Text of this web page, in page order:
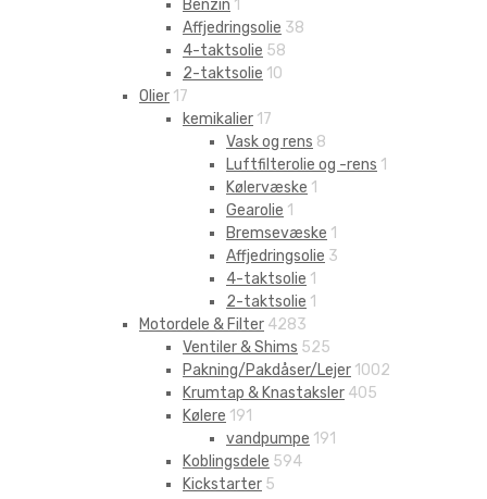
Benzin 1
Affjedringsolie 38
4-taktsolie 58
2-taktsolie 10
Olier 17
kemikalier 17
Vask og rens 8
Luftfilterolie og -rens 1
Kølervæske 1
Gearolie 1
Bremsevæske 1
Affjedringsolie 3
4-taktsolie 1
2-taktsolie 1
Motordele & Filter 4283
Ventiler & Shims 525
Pakning/Pakdåser/Lejer 1002
Krumtap & Knastaksler 405
Kølere 191
vandpumpe 191
Koblingsdele 594
Kickstarter 5